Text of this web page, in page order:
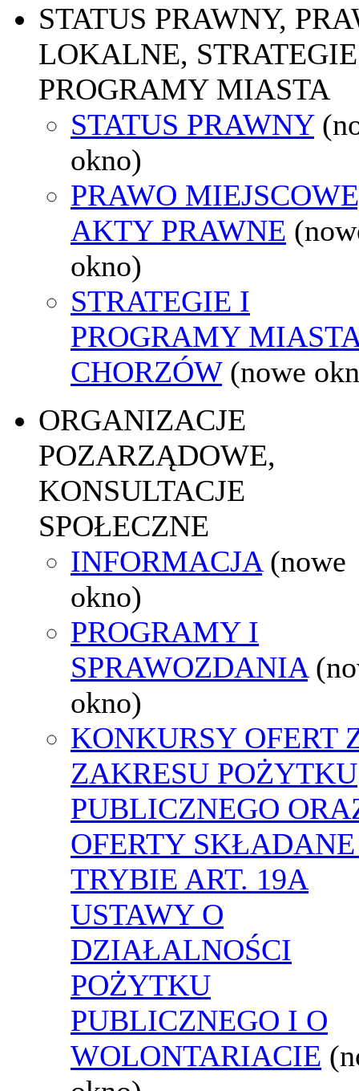
STATUS PRAWNY,
LOKALNE,
PROGRAMY MIASTA
STATUS PRAWNY
okno)
PRAWO
AKTY PRAWNE
okno)
STRATEGIE I
PROGRAMY
CHORZÓW (nowe
ORGANIZACJE
POZARZĄDOWE,
KONSULTACJE
SPOŁECZNE
INFORMACJA (nowe
okno)
PROGRAMY I
SPRAWOZDANIA
okno)
KONKURSY OFERT
ZAKRESU POŻYTKU
PUBLICZNEGO
OFERTY
TRYBIE ART. 19A
USTAWY O
DZIAŁALNOŚCI
POŻYTKU
PUBLICZNEGO I O
WOLONTARIACIE